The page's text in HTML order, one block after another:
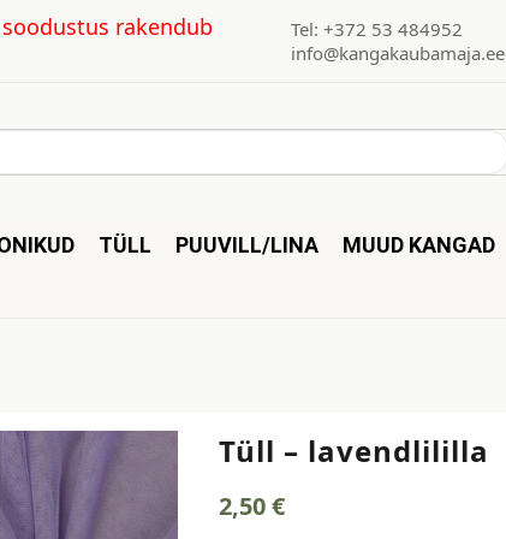
rakendub
Tel: +372 53 484952
info@kangakaubamaja.ee
TÜLL PUUVILL/LINA MUUD KANGAD
Tüll – lavendlililla
2,50€